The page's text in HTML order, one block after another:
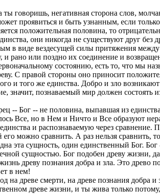
говоришь, негативная сторона слов,
проявиться и быть узнанным, если
положительная половина, то
они никогда не существуют друг без
в виде вездесущей силы притяжения
рано или поздно их соединение и
состоянию, есть то, что мы
С правой стороны оно приносит
и того же единства. Добро и зло
значит, познаваемый мир должен
-- Бог -- не половина, выпавшая из
Все, но в Нем и Ничто и Все образуют
и распознаваемую через
можно сравнить. А раз нельзя сравнить,
эта сущность, один единственный Бог.
сущностью. Бог подобен древу
древу познания добра и зла. Это древо
в нем!
на древе смерти, на древе познания добра
древе жизни, и ты жива только